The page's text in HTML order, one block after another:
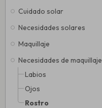
Cuidado solar
Necesidades solares
Maquillaje
Necesidades de maquillaje
Labios
Ojos
Rostro